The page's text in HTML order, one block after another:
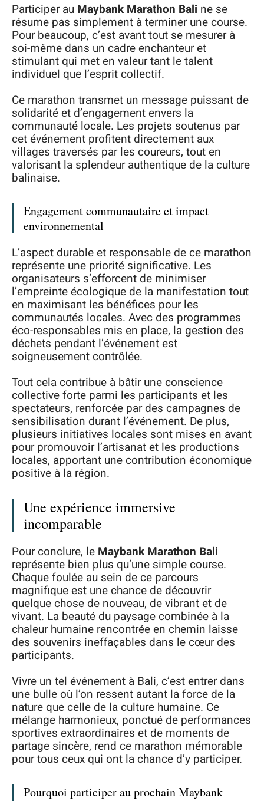
Participer au Maybank Marathon Bali ne se
résume pas simplement à terminer une course.
Pour beaucoup, c’est avant tout se mesurer à
soi-même dans un cadre enchanteur et
stimulant qui met en valeur tant le talent
individuel que l’esprit collectif.
Ce marathon transmet un message puissant de
solidarité et d’engagement envers la
communauté locale. Les projets soutenus par
cet événement profitent directement aux
villages traversés par les coureurs, tout en
valorisant la splendeur authentique de la culture
balinaise.
Engagement communautaire et impact
environnemental
L’aspect durable et responsable de ce marathon
représente une priorité significative. Les
organisateurs s’efforcent de minimiser
l’empreinte écologique de la manifestation tout
en maximisant les bénéfices pour les
communautés locales. Avec des programmes
éco-responsables mis en place, la gestion des
déchets pendant l’événement est
soigneusement contrôlée.
Tout cela contribue à bâtir une conscience
collective forte parmi les participants et les
spectateurs, renforcée par des campagnes de
sensibilisation durant l’événement. De plus,
plusieurs initiatives locales sont mises en avant
pour promouvoir l’artisanat et les productions
locales, apportant une contribution économique
positive à la région.
Une expérience immersive
incomparable
Pour conclure, le Maybank Marathon Bali
représente bien plus qu’une simple course.
Chaque foulée au sein de ce parcours
magnifique est une chance de découvrir
quelque chose de nouveau, de vibrant et de
vivant. La beauté du paysage combinée à la
chaleur humaine rencontrée en chemin laisse
des souvenirs ineffaçables dans le cœur des
participants.
Vivre un tel événement à Bali, c’est entrer dans
une bulle où l’on ressent autant la force de la
nature que celle de la culture humaine. Ce
mélange harmonieux, ponctué de performances
sportives extraordinaires et de moments de
partage sincère, rend ce marathon mémorable
pour tous ceux qui ont la chance d’y participer.
Pourquoi participer au prochain Maybank